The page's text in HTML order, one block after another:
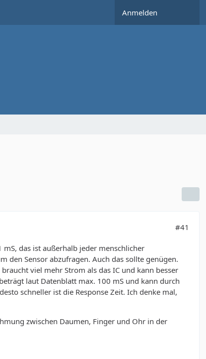
Anmelden
#41
das ist außerhalb jeder menschlicher
den Sensor abzufragen. Auch das sollte genügen.
viel mehr Strom als das IC und kann besser
laut Datenblatt max. 100 mS und kann durch
schneller ist die Response Zeit. Ich denke mal,
zwischen Daumen, Finger und Ohr in der